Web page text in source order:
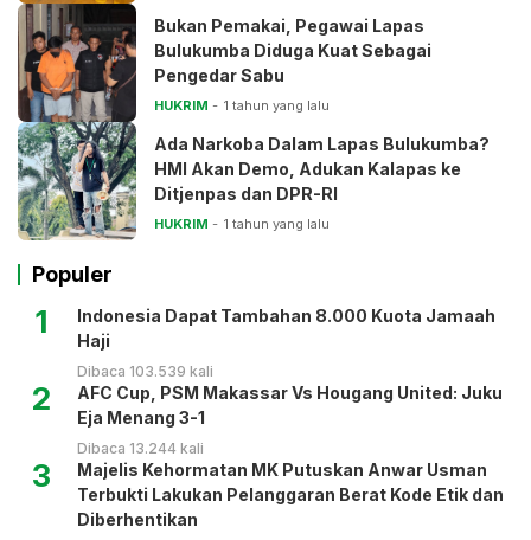
Bukan Pemakai, Pegawai Lapas
Bulukumba Diduga Kuat Sebagai
Pengedar Sabu
HUKRIM 1 tahun yang lalu
Ada Narkoba Dalam Lapas Bulukumba?
HMI Akan Demo, Adukan Kalapas ke
Ditjenpas dan DPR-RI
HUKRIM 1 tahun yang lalu
Populer
1
Indonesia Dapat Tambahan 8.000 Kuota Jamaah
Haji
Dibaca 103.539 kali
2
AFC Cup, PSM Makassar Vs Hougang United: Juku
Eja Menang 3-1
Dibaca 13.244 kali
3
Majelis Kehormatan MK Putuskan Anwar Usman
Terbukti Lakukan Pelanggaran Berat Kode Etik dan
Diberhentikan